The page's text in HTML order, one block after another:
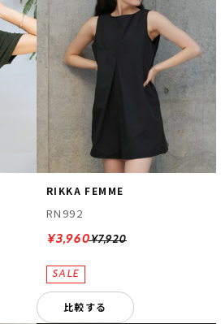
RIKKA FEMME
RN992
¥7,920
¥3,960
比較する